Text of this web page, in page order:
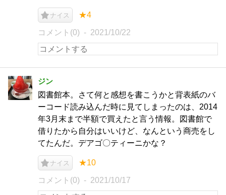
ナイス ★4
コメント(0) 2021/10/22
ジン
図書館本。さて何と感想を書こうかと背表紙のバ
ーコード読み込んだ時に見てしまったのは、2014
年3月末まで半額で買えたと言う情報。図書館で
借りたから自分はいいけど、なんという商売をし
てたんだ。デアゴ〇ティーニかな？
ナイス ★10
コメント(0) 2021/10/17